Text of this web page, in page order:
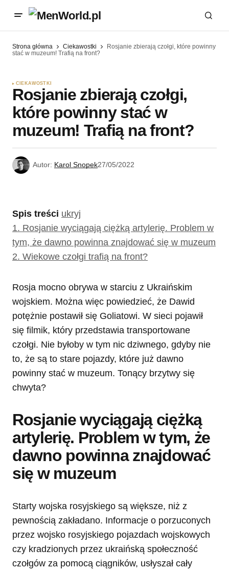
Strona główna Ciekawostki
Rosjanie zbierają czołgi, które powinny
stać w muzeum! Trafią na front?
CIEKAWOSTKI
Rosjanie zbierają czołgi,
które powinny stać w
muzeum! Trafią na front?
Autor: Karol Snopek27/05/2022
Spis treści ukryj
1. Rosjanie wyciągają ciężką artylerię. Problem w
tym, że dawno powinna znajdować się w muzeum
2. Wiekowe czołgi trafią na front?
Rosja mocno obrywa w starciu z Ukraińskim
wojskiem. Można więc powiedzieć, że Dawid
potężnie postawił się Goliatowi. W sieci pojawił
się filmik, który przedstawia transportowane
czołgi. Nie byłoby w tym nic dziwnego, gdyby nie
to, że są to stare pojazdy, które już dawno
powinny stać w muzeum. Tonący brzytwy się
chwyta?
Rosjanie wyciągają ciężką
artylerię. Problem w tym, że
dawno powinna znajdować
się w muzeum
Starty wojska rosyjskiego są większe, niż z
pewnością zakładano. Informacje o porzuconych
przez wojsko rosyjskiego pojazdach wojskowych
czy kradzionych przez ukraińską społeczność
czołgów za pomocą ciągników, usłyszał cały